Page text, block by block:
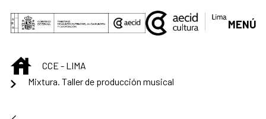
Saut au contenu principal
MENÚ
INICIOCCE - LIMA
Mixtura. Taller de producción musical